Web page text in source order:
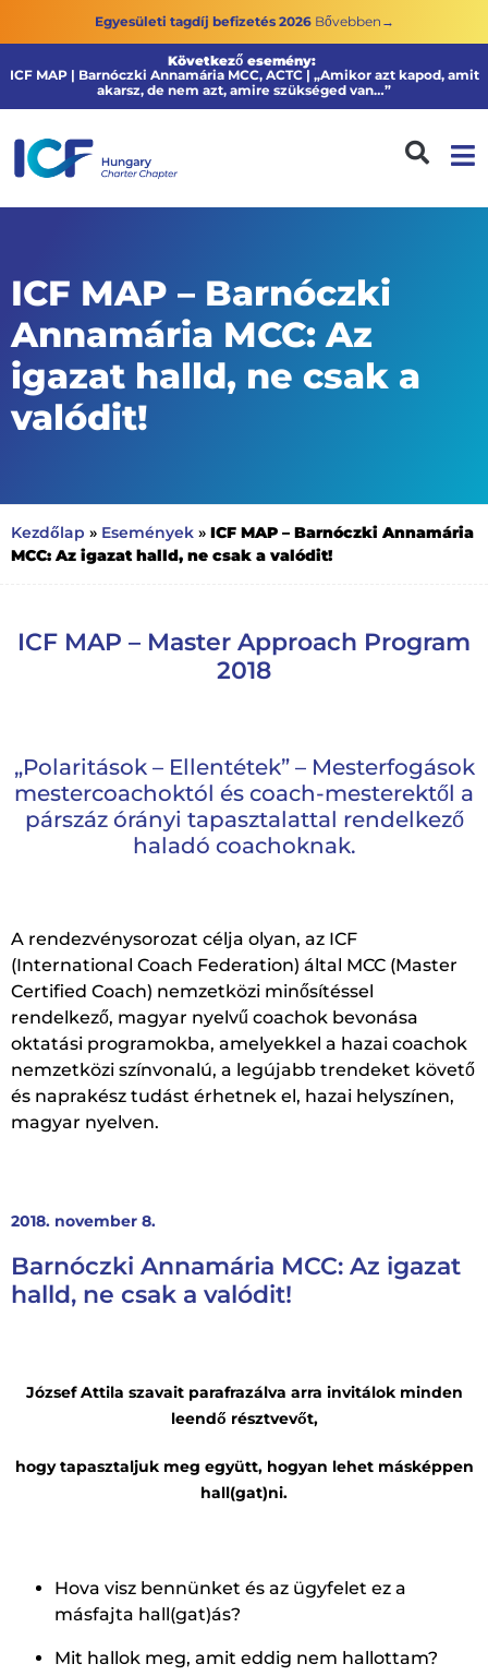
Egyesületi tagdíj befizetés 2026 Bővebben→
Következő esemény:
ICF MAP | Barnóczki Annamária MCC, ACTC | „Amikor azt kapod, amit
akarsz, de nem azt, amire szükséged van…”
ICF MAP – Barnóczki
Annamária MCC: Az
igazat halld, ne csak a
valódit!
Kezdőlap » Események » ICF MAP – Barnóczki Annamária
MCC: Az igazat halld, ne csak a valódit!
ICF MAP – Master Approach Program
2018
„Polaritások – Ellentétek” – Mesterfogások
mestercoachoktól és coach-mesterektől a
párszáz órányi tapasztalattal rendelkező
haladó coachoknak.
A rendezvénysorozat célja olyan, az ICF
(International Coach Federation) által MCC (Master
Certified Coach) nemzetközi minősítéssel
rendelkező, magyar nyelvű coachok bevonása
oktatási programokba, amelyekkel a hazai coachok
nemzetközi színvonalú, a legújabb trendeket követő
és naprakész tudást érhetnek el, hazai helyszínen,
magyar nyelven.
2018. november 8.
Barnóczki Annamária MCC: Az igazat
halld, ne csak a valódit!
József Attila szavait parafrazálva arra invitálok minden
leendő résztvevőt,
hogy tapasztaljuk meg együtt, hogyan lehet másképpen
hall(gat)ni.
Hova visz bennünket és az ügyfelet ez a
másfajta hall(gat)ás?
Mit hallok meg, amit eddig nem hallottam?